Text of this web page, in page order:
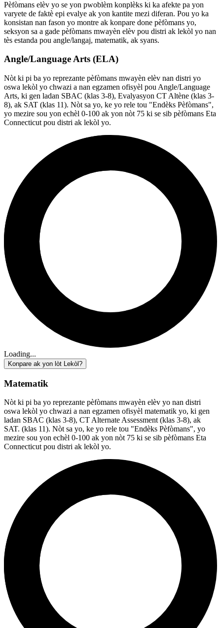
Pèfòmans elèv yo se yon pwoblèm konplèks ki ka afekte pa yon
varyete de faktè epi evalye ak yon kantite mezi diferan. Pou yo ka
konsistan nan fason yo montre ak konpare done pèfòmans yo,
seksyon sa a gade pèfòmans mwayèn elèv pou distri ak lekòl yo nan
tès estanda pou angle/langaj, matematik, ak syans.
Angle/Language Arts (ELA)
Nòt ki pi ba yo reprezante pèfòmans mwayèn elèv nan distri yo
oswa lekòl yo chwazi a nan egzamen ofisyèl pou Angle/Language
Arts, ki gen ladan SBAC (klas 3-8), Evalyasyon CT Altène (klas 3-
8), ak SAT (klas 11). Nòt sa yo, ke yo rele tou "Endèks Pèfòmans",
yo mezire sou yon echèl 0-100 ak yon nòt 75 ki se sib pèfòmans Eta
Connecticut pou distri ak lekòl yo.
Loading...
Konpare ak yon lòt Lekòl?
Matematik
Nòt ki pi ba yo reprezante pèfòmans mwayèn elèv yo nan distri
oswa lekòl yo chwazi a nan egzamen ofisyèl matematik yo, ki gen
ladan SBAC (klas 3-8), CT Alternate Assessment (klas 3-8), ak
SAT. (klas 11). Nòt sa yo, ke yo rele tou "Endèks Pèfòmans", yo
mezire sou yon echèl 0-100 ak yon nòt 75 ki se sib pèfòmans Eta
Connecticut pou distri ak lekòl yo.